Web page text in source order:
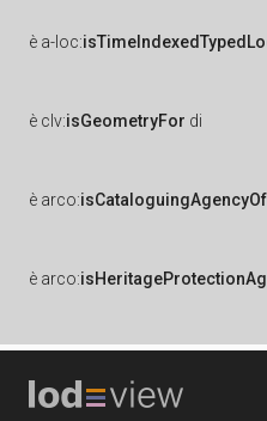
è a-loc:
è clv:isGeometryFor di
è arco:isCataloguingAgencyOf
è arco: